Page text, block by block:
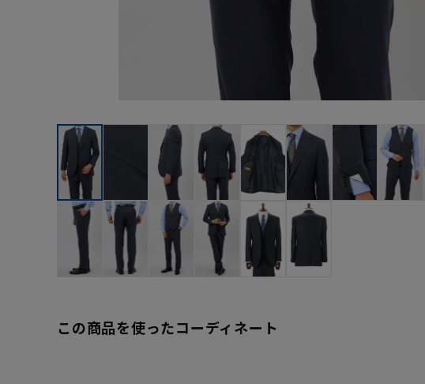
この商品を使ったコーディネート